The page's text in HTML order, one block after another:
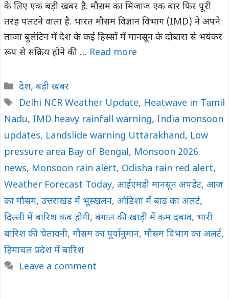
के लिए एक बड़ी खबर है. मौसम का मिजाज एक बार फिर पूरी
तरह पलटने वाला है. भारत मौसम विज्ञान विभाग (IMD) ने अपने
ताजा बुलेटिन में देश के कई हिस्सों में मानसून के दोबारा से भयंकर
रूप से सक्रिय होने की … Read more
Categories
देश, बड़ी खबर
Tags
Delhi NCR Weather Update, Heatwave in Tamil
Nadu, IMD heavy rainfall warning, India monsoon
updates, Landslide warning Uttarakhand, Low
pressure area Bay of Bengal, Monsoon 2026
news, Monsoon rain alert, Odisha rain red alert,
Weather Forecast Today, आईएमडी मानसून अपडेट, आज
का मौसम, उत्तराखंड में भूस्खलन, ओडिशा में बाढ़ का अलर्ट,
दिल्ली में बारिश कब होगी, बंगाल की खाड़ी में कम दबाव, भारी
बारिश की चेतावनी, मौसम का पूर्वानुमान, मौसम विभाग का अलर्ट,
हिमाचल प्रदेश में बारिश
Leave a comment